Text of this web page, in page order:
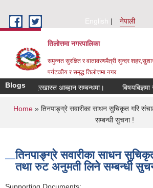
English
नेपाली
तिलोत्तमा नगरपालिका
समुन्नत सुरक्षित र वातावरणमैत्री सुन्दर
पर्यटकीय र समृद्ध तिलाेत्तमा नगर
Blogs
लागि दरखास्त आब्हान सम्बन्धमा। बिषयबिज्ञमा
You are here
Home» तिनपाङ्ग्रे सवारीका साधन सुचिकृत गरि
सम्बन्धी सुचना !
तिनपाङ्ग्रे सवारीका साधन
तथा रुट अनुमती लिने सम्बन्धी